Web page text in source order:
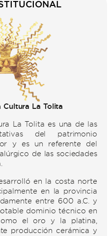
La Tolita
La Tolita es una de las
del patrimonio
y es un referente del
de las sociedades
en la costa norte
en la provincia
entre 600 a.C. y
dominio técnico en
el oro y la platina,
producción cerámica y